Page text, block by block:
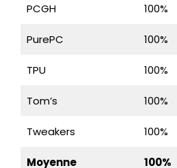
PCGH 100%
PurePC 100%
TPU 100%
Tom’s 100%
Tweakers 100%
Moyenne 100%